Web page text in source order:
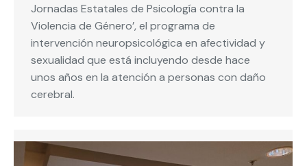
Jornadas Estatales de Psicología contra la
Violencia de Género’, el programa de
intervención neuropsicológica en afectividad y
sexualidad que está incluyendo desde hace
unos años en la atención a personas con daño
cerebral.